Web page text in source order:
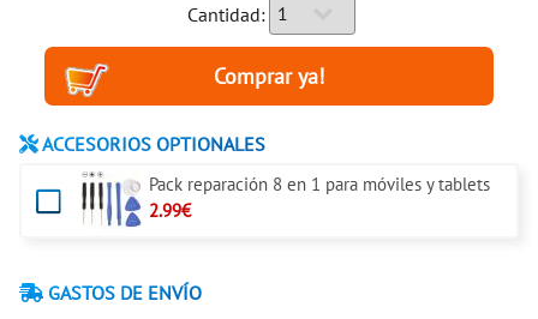
Cantidad:
ACCESORIOS OPTIONALES
Pack reparación 8 en 1 para móviles y tablets
2.99€
GASTOS DE ENVÍO